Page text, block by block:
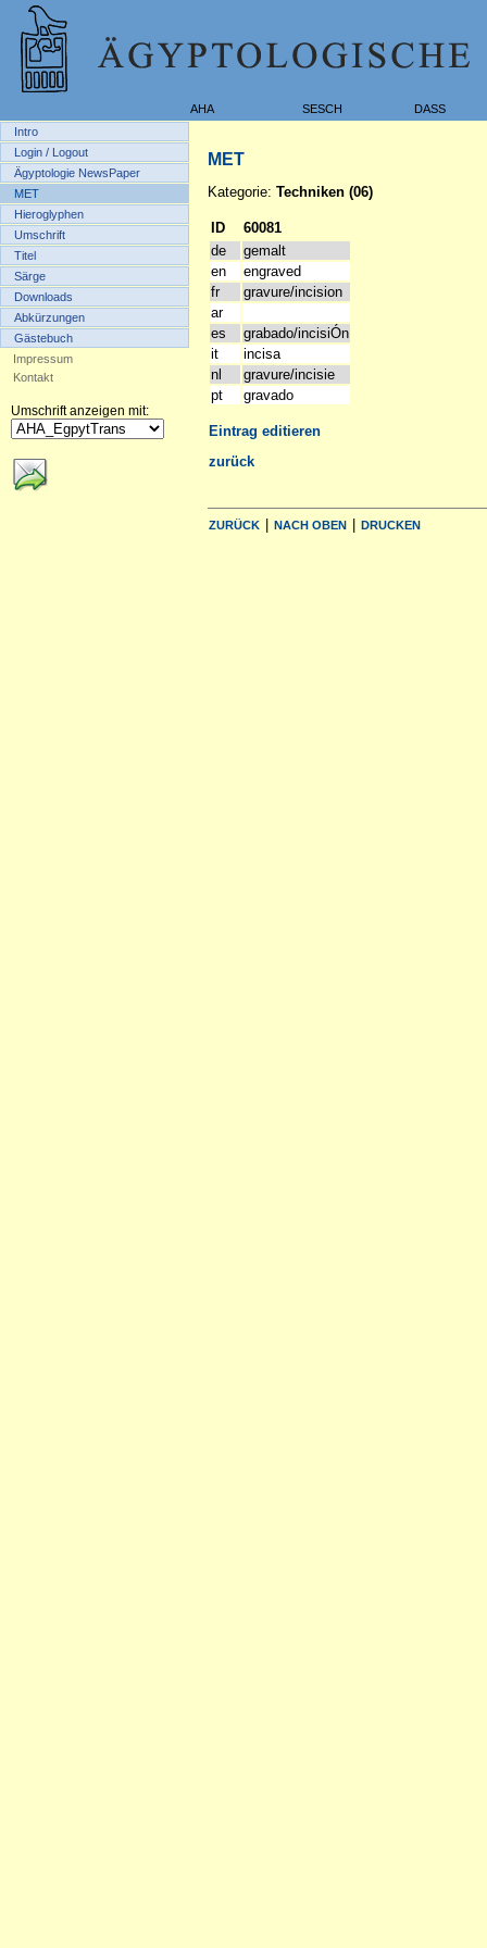
AHA SESCH
DASS
Intro
Login / Logout
Ägyptologie NewsPaper
MET
Hieroglyphen
Umschrift
Titel
Särge
Downloads
Abkürzungen
Gästebuch
Impressum
Kontakt
Umschrift anzeigen mit:
MET
Kategorie: Techniken (06)
ID
60081
de
gemalt
en
engraved
fr
gravure/incision
ar
es
grabado/incisiÓn
it
incisa
nl
gravure/incisie
pt
gravado
Eintrag editieren
zurück
ZURÜCK | NACH OBEN | DRUCKEN